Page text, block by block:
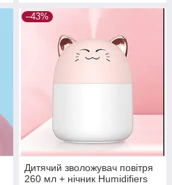
–43%
Дитячий зволожувач повітря
260 мл + нічник Humidifiers